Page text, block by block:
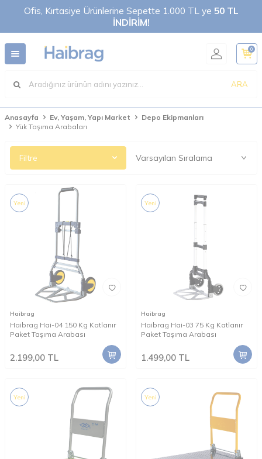
Ofis, Kırtasiye Ürünlerine Sepette 1.000 TL ye 50 TL
İNDİRİM!
ARA
0
Anasayfa Ev, Yaşam, Yapı Market
Depo Ekipmanları
Yük Taşıma Arabaları
Filtre
Yeni
Haibrag
Haibrag Hai-04 150 Kg Katlanır
Paket Taşıma Arabası
2.199,00 TL
Yeni
Haibrag
Haibrag Hai-03 75 Kg Katlanır
Paket Taşıma Arabası
1.499,00 TL
Yeni Yeni